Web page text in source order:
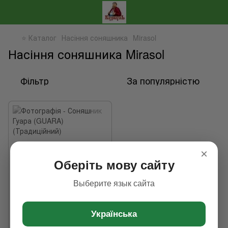
⭐ Каталог Насіння соняшника Mirasol
Насіння соняшника Mirasol
Фільтр За популярністю
Соняшник Гуара (GUARA)
(Традиційний)
×
Оберіть мову сайту
Выберите язык сайта
Українська